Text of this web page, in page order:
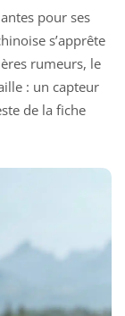
pour ses
s’apprête
rumeurs, le
: un capteur
de la fiche